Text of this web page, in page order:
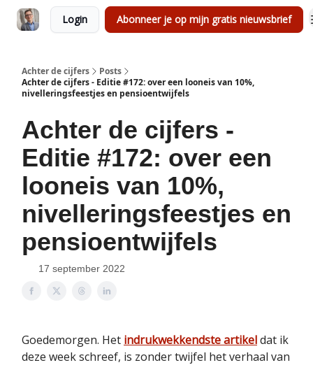
Login Abonneer je op mijn gratis nieuwsbrief
Achter de cijfers
Posts
Achter de cijfers - Editie #172: over een looneis van 10%,
nivelleringsfeestjes en pensioentwijfels
Achter de cijfers -
Editie #172: over een
looneis van 10%,
nivelleringsfeestjes en
pensioentwijfels
17 september 2022
Goedemorgen. Het indrukwekkendste artikeldat ik
deze week schreef, is zonder twijfel het verhaal van